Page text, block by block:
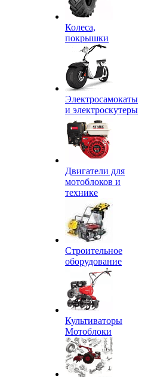
Колеса,
покрышки
Электросамокаты
и электроскутеры
Двигатели для
мотоблоков и
технике
Строительное
оборудование
Культиваторы
Мотоблоки